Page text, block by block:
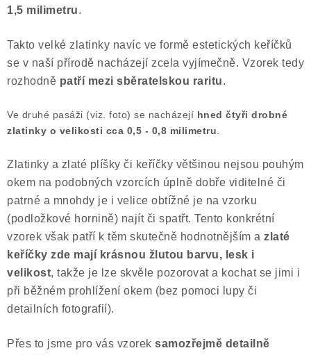
1,5 milimetru.
Takto velké zlatinky navíc ve formě estetických keříčků
se v naší přírodě nacházejí zcela vyjímečně. Vzorek tedy
rozhodně patří mezi sběratelskou raritu.
Ve druhé pasáži (viz. foto) se nacházejí hned čtyři drobné
zlatinky o velikosti cca 0,5 - 0,8 milimetru
Zlatinky a zlaté plíšky či keříčky většinou nejsou pouhým
okem na podobných vzorcích úplně dobře viditelné či
patrné a mnohdy je i velice obtížné je na vzorku
(podložkové hornině) najít či spatřt. Tento konkrétní
vzorek však patří k těm skutečně hodnotnějším a zlaté
keříčky zde mají krásnou žlutou barvu, lesk i
velikost, takže je lze skvěle pozorovat a kochat se jimi i
při běžném prohlížení okem (bez pomoci lupy či
detailních fotografií).
Přes to jsme pro vás vzorek samozřejmě detailně